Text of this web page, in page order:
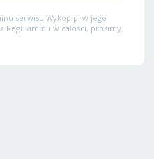
serwisu Wykop.pl w jego
w całości, prosimy